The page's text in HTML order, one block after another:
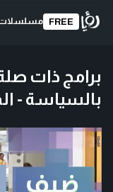
FREE
برامج ذات
بالسياسة -